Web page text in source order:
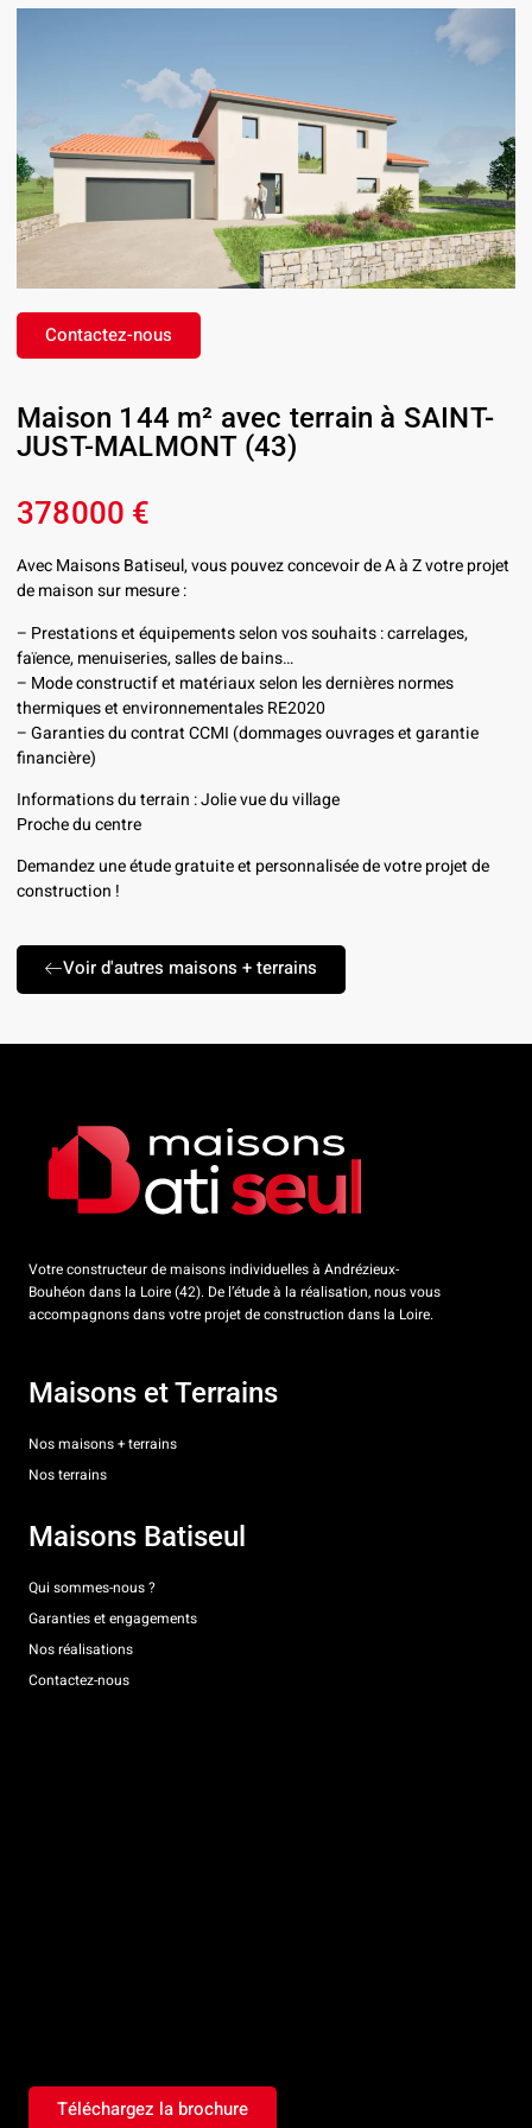
Contactez-nous
Maison 144 m² avec terrain à SAINT-
JUST-MALMONT (43)
378000 €
Avec Maisons Batiseul, vous pouvez concevoir de A à Z votre projet
de maison sur mesure :
– Prestations et équipements selon vos souhaits : carrelages,
faïence, menuiseries, salles de bains…
– Mode constructif et matériaux selon les dernières normes
thermiques et environnementales RE2020
– Garanties du contrat CCMI (dommages ouvrages et garantie
financière)
Informations du terrain : Jolie vue du village
Proche du centre
Demandez une étude gratuite et personnalisée de votre projet de
construction !
Voir d'autres maisons + terrains
Votre constructeur de maisons individuelles à Andrézieux-
Bouhéon dans la Loire (42). De l’étude à la réalisation, nous vous
accompagnons dans votre projet de construction dans la Loire.
Maisons et Terrains
Nos maisons + terrains
Nos terrains
Maisons Batiseul
Qui sommes-nous ?
Garanties et engagements
Nos réalisations
Contactez-nous
Téléchargez la brochure